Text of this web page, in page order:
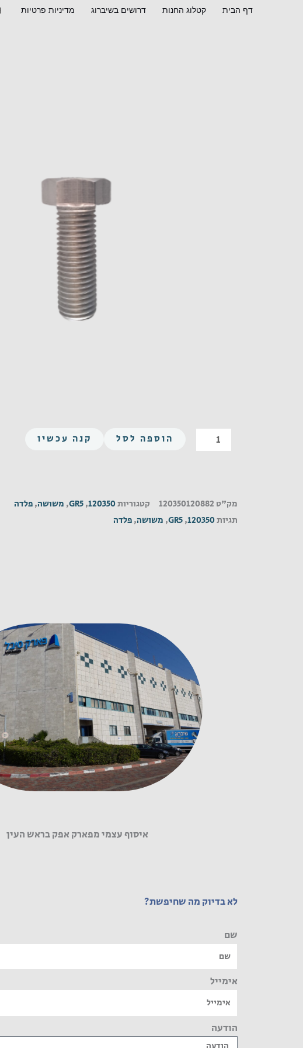
דף הבית קטלוג החנות דרושים בשיברוג מדיניות פרטיות
כמות
של
3/4-
16X5-
הוספה לסל קנה עכשיו
מק"ט 120350120882 קטגוריות120350
,
GR5
, משושה,פלדה
תגיות120350
,
GR5
, משושה,פלדה
איסוף עצמי מפארק אפק בראש העין
לא בדיוק מה שחיפשת?
שם
אימייל
הודעה